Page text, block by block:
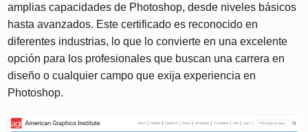
amplias capacidades de Photoshop, desde niveles básicos
hasta avanzados. Este certificado es reconocido en
diferentes industrias, lo que lo convierte en una excelente
opción para los profesionales que buscan una carrera en
diseño o cualquier campo que exija experiencia en
Photoshop.